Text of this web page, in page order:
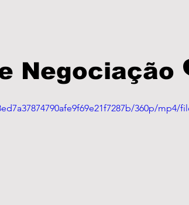
Negociação
360p/mp4/